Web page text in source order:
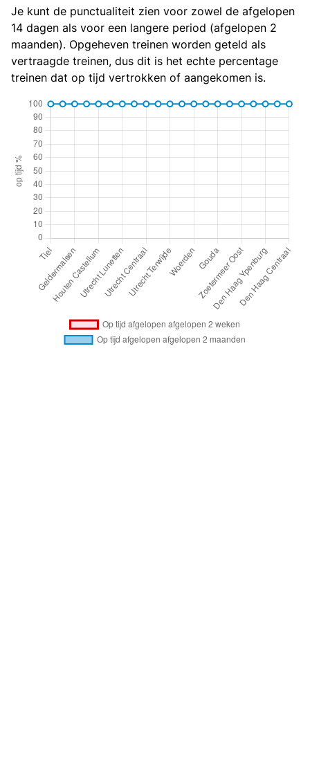
Je kunt de punctualiteit zien voor zowel de afgelopen
14 dagen als voor een langere period (afgelopen 2
maanden). Opgeheven treinen worden geteld als
vertraagde treinen, dus dit is het echte percentage
treinen dat op tijd vertrokken of aangekomen is.